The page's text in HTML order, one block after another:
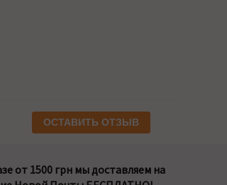
ОСТАВИТЬ ОТЗЫВ
от 1500 грн мы доставляем на